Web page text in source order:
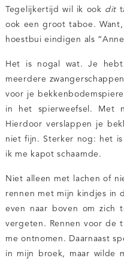
Tegelijkertijd wil ik ook dit
ook een groot taboe.
hoestbui eindigen als
Het is nogal wat. Je
meerdere
voor je
in het spierweefsel. Met
Hierdoor verslappen je
niet fijn. Sterker nog: het
ik me kapot schaamde.
Niet alleen met lachen of
rennen met mijn kindjes in
even naar boven om zich
vergeten. Rennen voor de
me ontnomen. Daarnaast
in mijn broek, maar wilde